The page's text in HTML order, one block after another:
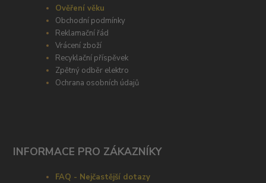
Ověření věku
Obchodní podmínky
Reklamační řád
Vrácení zboží
Recyklační příspěvek
Zpětný odběr elektro
Ochrana osobních údajů
INFORMACE PRO ZÁKAZNÍKY
FAQ - Nejčastější dotazy